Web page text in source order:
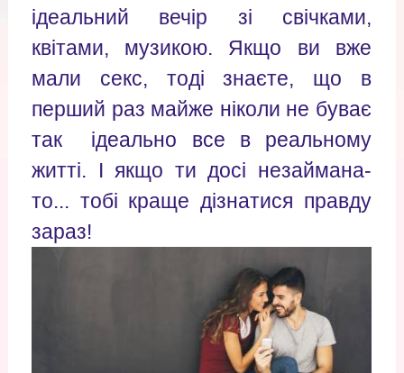
ідеальний вечір зі свічками,
квітами, музикою. Якщо ви вже
мали секс, тоді знаєте, що в
перший раз майже ніколи не буває
так ідеально все в реальному
житті. І якщо ти досі незаймана-
то... тобі краще дізнатися правду
зараз!